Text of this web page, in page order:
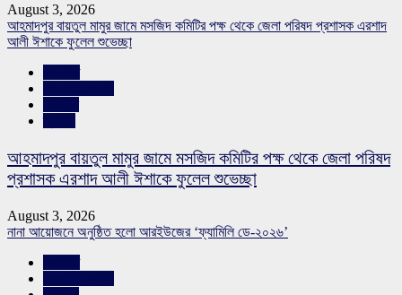
August 3, 2026
আহমাদপুর বায়তুল মামুর জামে মসজিদ কমিটির পক্ষ থেকে জেলা পরিষদ প্রশাসক এরশাদ
আলী ঈশাকে ফুলেল শুভেচ্ছা
আহমাদপুর বায়তুল মামুর জামে মসজিদ কমিটির পক্ষ থেকে জেলা পরিষদ
প্রশাসক এরশাদ আলী ঈশাকে ফুলেল শুভেচ্ছা
August 3, 2026
নানা আয়োজনে অনুষ্ঠিত হলো আরইউজের ‘ফ্যামিলি ডে-২০২৬’